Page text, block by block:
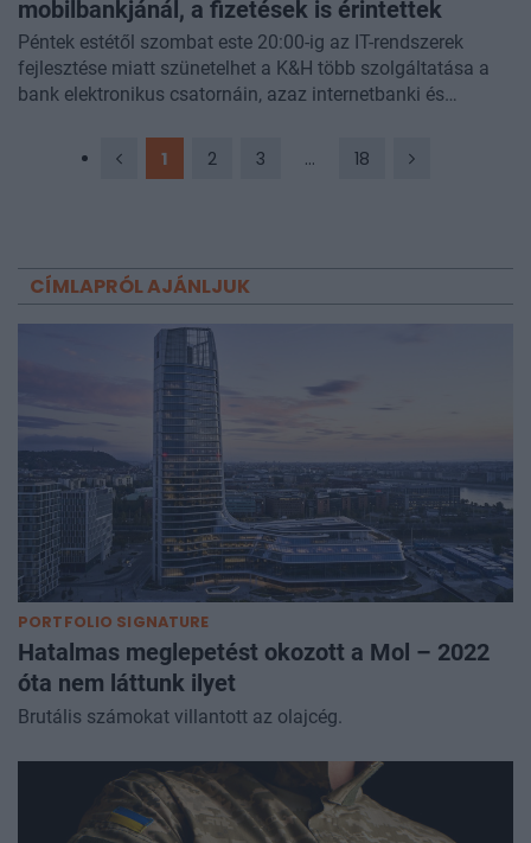
mobilbankjánál, a fizetések is érintettek
Péntek estétől szombat este 20:00-ig az IT-rendszerek
fejlesztése miatt szünetelhet a K&H több szolgáltatása a
bank elektronikus csatornáin, azaz internetbanki és
1 2 3 ... 18
CÍMLAPRÓL AJÁNLJUK
PORTFOLIO SIGNATURE
Hatalmas meglepetést okozott a Mol – 2022
óta nem láttunk ilyet
Brutális számokat villantott az olajcég.